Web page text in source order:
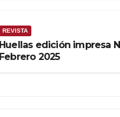
REVISTA
Huellas edición impresa
Febrero 2025